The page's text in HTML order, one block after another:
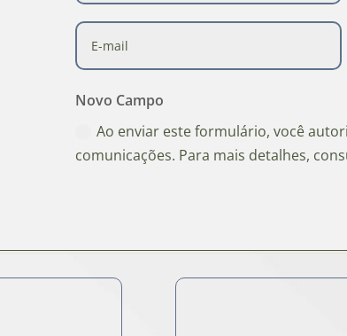
Novo Campo
Ao enviar este formulário, você
comunicações. Para mais detalhes,